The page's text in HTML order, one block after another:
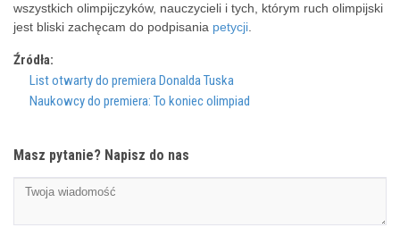
wszystkich olimpijczyków, nauczycieli i tych, którym ruch olimpijski
jest bliski zachęcam do podpisania petycji
Źródła:
List otwarty do premiera Donalda Tuska
Naukowcy do premiera: To koniec olimpiad
Masz pytanie? Napisz do nas